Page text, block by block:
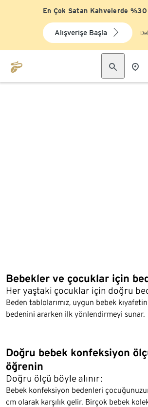
En Çok Satan Kahvelerde
Alışverişe Başla
Bebekler ve çocuklar için
Her yaştaki çocuklar için doğru
Beden tablolarımız, uygun bebek
bedenini ararken ilk yönlendirmeyi sunar.
Doğru bebek konfeksiyon
öğrenin
Doğru ölçü böyle alınır:
Bebek konfeksiyon bedenleri
cm olarak karşılık gelir. Birçok bebek